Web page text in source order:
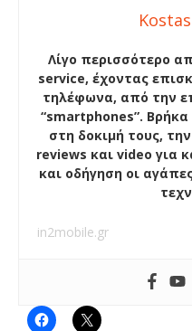
Λίγο περισσότερο
service, έχοντας
τηλέφωνα, από την
“smartphones”.
στη δοκιμή τους,
reviews και video για
και οδήγηση οι
in2mobile.gr